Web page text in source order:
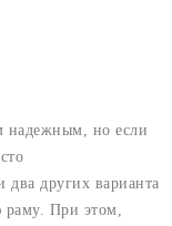
надежным, но если
два других варианта
раму. При этом,